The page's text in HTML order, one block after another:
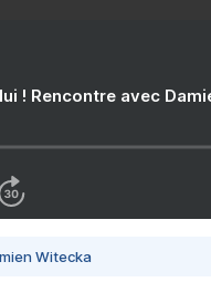
! Rencontre avec
Witecka